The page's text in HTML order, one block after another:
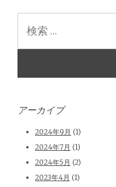
アーカイブ
2024年9月 (1)
2024年7月 (1)
2024年5月 (2)
2023年4月 (1)